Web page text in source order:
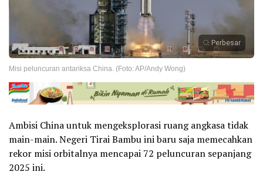
Perbesar
Misi peluncuran antariksa China. (Foto: AP/Andy Wong)
Ambisi China untuk mengeksplorasi ruang angkasa tidak
main-main. Negeri Tirai Bambu ini baru saja memecahkan
rekor misi orbitalnya mencapai 72 peluncuran sepanjang
2025 ini.